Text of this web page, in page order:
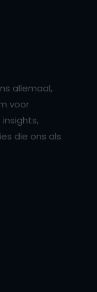
allemaal,
voor
die ons als